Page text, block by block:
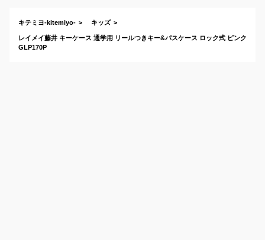
キテミヨ-kitemiyo- キッズ
レイメイ藤井 キーケース 通学用 リールつきキー&パスケース ロック式 ピンク
GLP170P